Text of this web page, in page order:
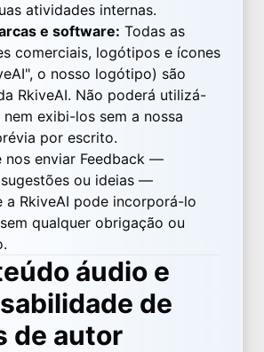
atividades internas.
e software: Todas as
comerciais, logótipos e ícones
o nosso logótipo) são
RkiveAI. Não poderá utilizá-
exibi-los sem a nossa
por escrito.
nos enviar Feedback —
ou ideias —
a RkiveAI pode incorporá-lo
qualquer obrigação ou
áudio e
de
de autor